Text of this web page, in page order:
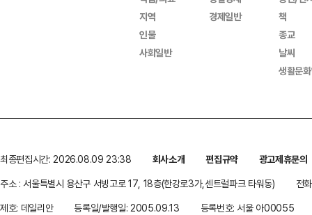
지역
인물
사회일반
경제일반
책
종교
날씨
생활문
최종편집시간: 2026.08.09 23:38 회사소개 편집규약
광고제휴문의
주소 : 서울특별시 용산구 서빙고로 17, 18층(한강로3가,센트럴파크 타워동)
전
제호: 데일리안
등록일/발행일: 2005.09.13 등록번호: 서울 아00055